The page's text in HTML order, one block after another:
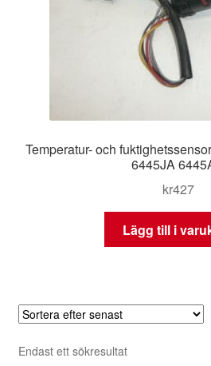
Temperatur- och
6445JA
kr427
Lägg till i
Endast ett sökresultat